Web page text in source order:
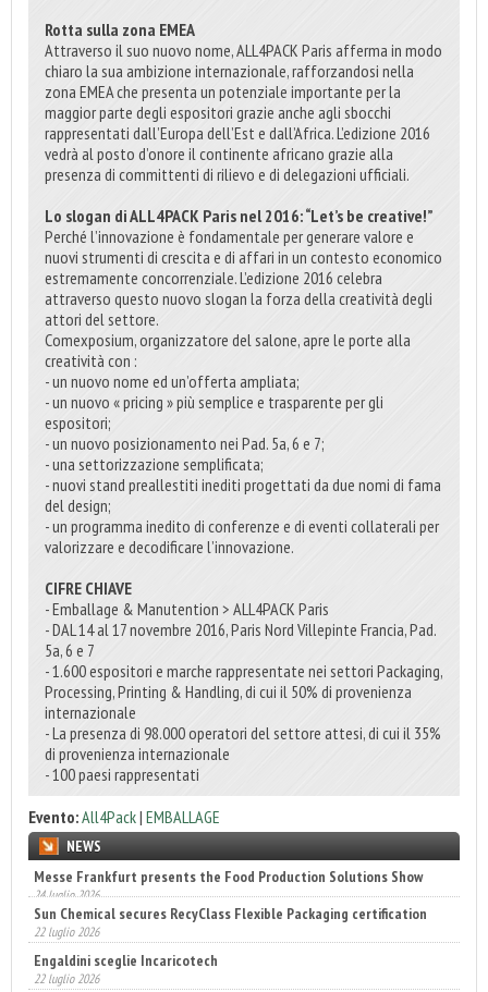
Rotta sulla zona EMEA
Attraverso il suo nuovo nome, ALL4PACK Paris afferma in modo
chiaro la sua ambizione internazionale, rafforzandosi nella
zona EMEA che presenta un potenziale importante per la
maggior parte degli espositori grazie anche agli sbocchi
rappresentati dall’Europa dell’Est e dall’Africa. L’edizione 2016
vedrà al posto d’onore il continente africano grazie alla
presenza di committenti di rilievo e di delegazioni ufficiali.
Lo slogan di ALL4PACK Paris nel 2016: “Let’s be creative!”
Perché l’innovazione è fondamentale per generare valore e
nuovi strumenti di crescita e di affari in un contesto economico
estremamente concorrenziale. L’edizione 2016 celebra
attraverso questo nuovo slogan la forza della creatività degli
attori del settore.
Comexposium, organizzatore del salone, apre le porte alla
creatività con :
- un nuovo nome ed un’offerta ampliata;
- un nuovo « pricing » più semplice e trasparente per gli
espositori;
- un nuovo posizionamento nei Pad. 5a, 6 e 7;
- una settorizzazione semplificata;
- nuovi stand preallestiti inediti progettati da due nomi di fama
del design;
- un programma inedito di conferenze e di eventi collaterali per
valorizzare e decodificare l’innovazione.
CIFRE CHIAVE
- Emballage & Manutention > ALL4PACK Paris
- DAL 14 al 17 novembre 2016, Paris Nord Villepinte Francia, Pad.
5a, 6 e 7
- 1.600 espositori e marche rappresentate nei settori Packaging,
Processing, Printing & Handling, di cui il 50% di provenienza
internazionale
- La presenza di 98.000 operatori del settore attesi, di cui il 35%
di provenienza internazionale
- 100 paesi rappresentati
Evento:All4Pack| EMBALLAGE
NEWS
Sun Chemical secures RecyClass Flexible Packaging certification
22 luglio 2026
Engaldini sceglie Incaricotech
22 luglio 2026
Annunciati i finalisti dei Diamonds Awards 2026 di FTA Europe
14 luglio 2026